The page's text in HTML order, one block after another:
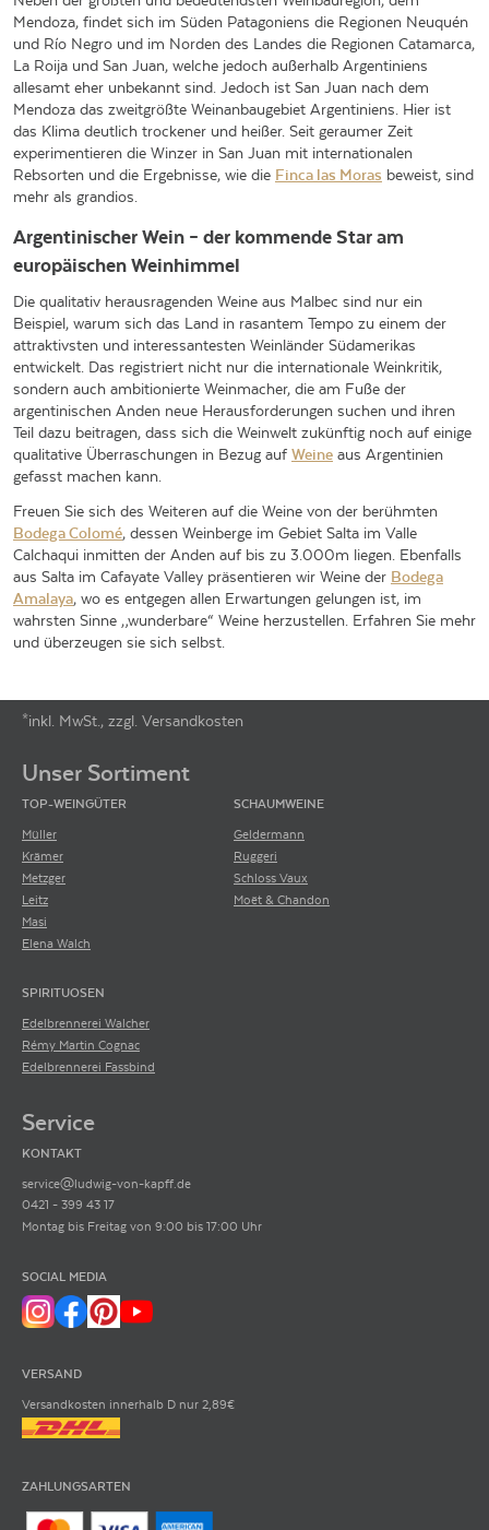
Mendoza, findet sich im Süden Patagoniens die Regionen Neuquén
und Río Negro und im Norden des Landes die Regionen Catamarca,
La Roija und San Juan, welche jedoch außerhalb Argentiniens
allesamt eher unbekannt sind. Jedoch ist San Juan nach dem
Mendoza das zweitgrößte Weinanbaugebiet Argentiniens. Hier ist
das Klima deutlich trockener und heißer. Seit geraumer Zeit
experimentieren die Winzer in San Juan mit internationalen
Rebsorten und die Ergebnisse, wie die Finca las Moras beweist, sind
mehr als grandios.
Argentinischer Wein – der kommende Star am
europäischen Weinhimmel
Die qualitativ herausragenden Weine aus Malbec sind nur ein
Beispiel, warum sich das Land in rasantem Tempo zu einem der
attraktivsten und interessantesten Weinländer Südamerikas
entwickelt. Das registriert nicht nur die internationale Weinkritik,
sondern auch ambitionierte Weinmacher, die am Fuße der
argentinischen Anden neue Herausforderungen suchen und ihren
Teil dazu beitragen, dass sich die Weinwelt zukünftig noch auf einige
qualitative Überraschungen in Bezug auf Weine aus Argentinien
gefasst machen kann.
Freuen Sie sich des Weiteren auf die Weine von der berühmten
Bodega Colomé, dessen Weinberge im Gebiet Salta im Valle
Calchaqui inmitten der Anden auf bis zu 3.000m liegen. Ebenfalls
aus Salta im Cafayate Valley präsentieren wir Weine der Bodega
Amalaya, wo es entgegen allen Erwartungen gelungen ist, im
wahrsten Sinne „wunderbare“ Weine herzustellen. Erfahren Sie mehr
und überzeugen sie sich selbst.
*inkl. MwSt., zzgl. Versandkosten
Unser Sortiment
TOP-WEINGÜTER
Müller
Krämer
Metzger
Leitz
Masi
Elena Walch
SCHAUMWEINE
Geldermann
Ruggeri
Schloss Vaux
Moët & Chandon
SPIRITUOSEN
Edelbrennerei Walcher
Rémy Martin Cognac
Edelbrennerei Fassbind
Service
KONTAKT
service@ludwig-von-kapff.de
0421 - 399 43 17
Montag bis Freitag von 9:00 bis 17:00 Uhr
SOCIAL MEDIA
VERSAND
Versandkosten innerhalb D nur 2,89€
ZAHLUNGSARTEN